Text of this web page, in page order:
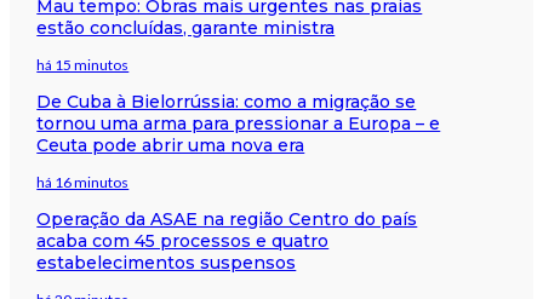
Mau tempo: Obras mais urgentes nas praias
estão concluídas, garante ministra
há 15 minutos
De Cuba à Bielorrússia: como a migração se
tornou uma arma para pressionar a Europa – e
Ceuta pode abrir uma nova era
há 16 minutos
Operação da ASAE na região Centro do país
acaba com 45 processos e quatro
estabelecimentos suspensos